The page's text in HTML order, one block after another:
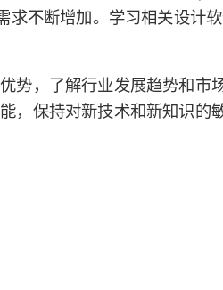
求不断增加。学习相关设计
势，了解行业发展趋势和市
，保持对新技术和新知识的